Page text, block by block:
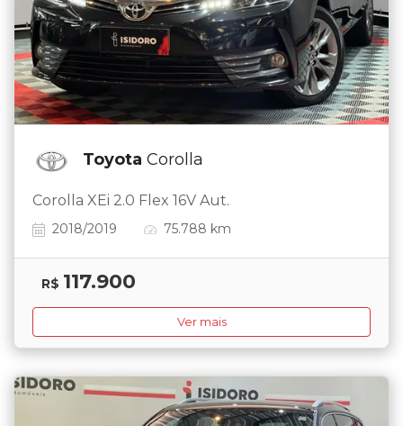
Toyota Corolla
Corolla XEi 2.0 Flex 16V Aut.
2018/2019 75.788 km
R$ 117.900
Ver mais